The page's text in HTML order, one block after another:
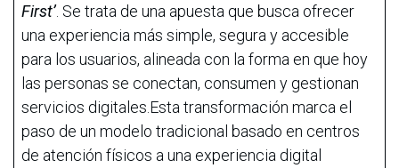
First’. Se trata de una apuesta que busca ofrecer
una experiencia más simple, segura y accesible
para los usuarios, alineada con la forma en que hoy
las personas se conectan, consumen y gestionan
servicios digitales.Esta transformación marca el
paso de un modelo tradicional basado en centros
de atención físicos a una experiencia digital